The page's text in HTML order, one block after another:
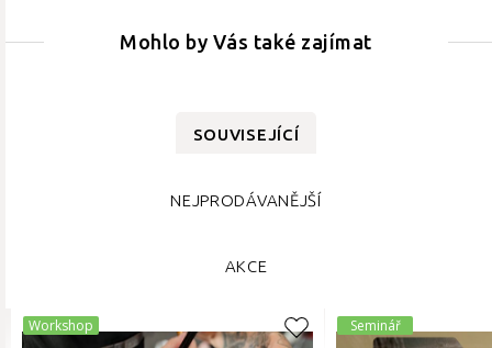
Mohlo by Vás také zajímat
SOUVISEJÍCÍ
NEJPRODÁVANĚJŠÍ
AKCE
Workshop Seminář